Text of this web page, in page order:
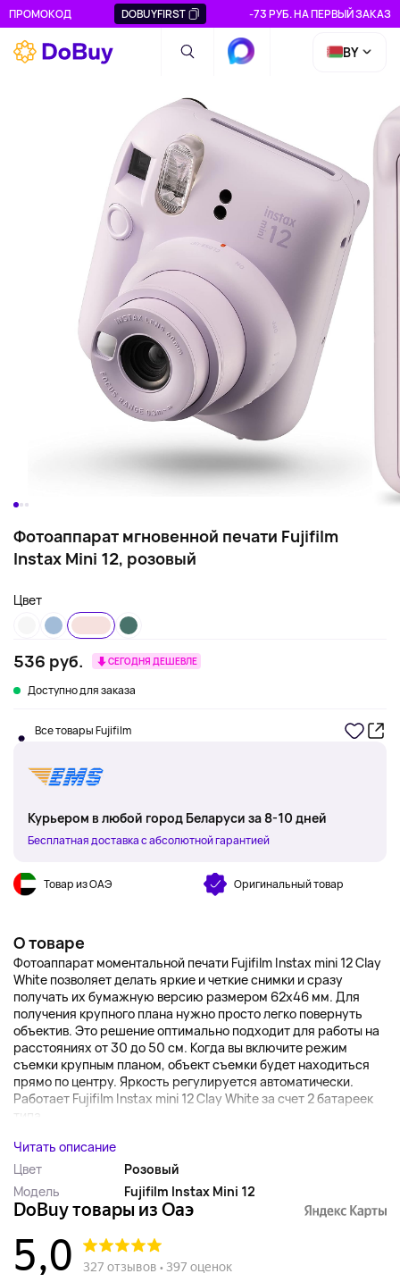
ПРОМОКОД DOBUYFIRST -73 РУБ. НА ПЕРВЫЙ ЗАКАЗ
BY
Фотоаппарат мгновенной печати Fujifilm
Instax Mini 12, розовый
Цвет
536 руб. СЕГОДНЯ ДЕШЕВЛЕ
Доступно для заказа
Все товары Fujifilm
Курьером в любой город Беларуси за 8-10 дней
Бесплатная доставка с абсолютной гарантией
Товар из ОАЭ Оригинальный товар
О товаре
Фотоаппарат моментальной печати Fujifilm Instax mini 12 Clay
White позволяет делать яркие и четкие снимки и сразу
получать их бумажную версию размером 62х46 мм. Для
получения крупного плана нужно просто легко повернуть
объектив. Это решение оптимально подходит для работы на
расстояниях от 30 до 50 см. Когда вы включите режим
съемки крупным планом, объект съемки будет находиться
прямо по центру. Яркость регулируется автоматически.
Работает Fujifilm Instax mini 12 Clay White за счет 2 батареек
типа...
Читать описание
Цвет
Розовый
Модель
Fujifilm Instax Mini 12